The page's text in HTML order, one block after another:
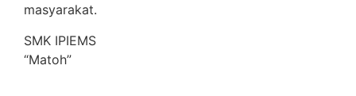
masyarakat.
SMK IPIEMS
“Matoh”